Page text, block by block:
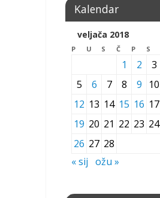
Kalendar
veljača 2018
P U S Č P S
1 2 3
5
6 7 8 9 10
12 13 14 15 16 17
19 20 21 22 23 24
26 27 28
« sij ožu »